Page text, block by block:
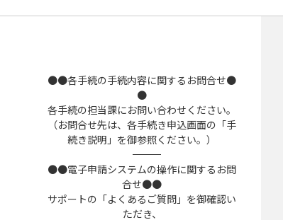
●●各手続の手続内容に関するお問合せ●
●
各手続の担当課にお問い合わせください。
（お問合せ先は、各手続き申込画面の「手
続き説明」を御参照ください。）
――――――――――――――――――――――――――――――――――――――――――――――――――
●●電子申請システムの操作に関するお問
合せ●●
サポートの「よくあるご質問」を御確認い
ただき、